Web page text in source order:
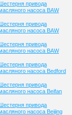
привода
насоса BAW
привода
насоса BAW
привода
насоса BAW
привода
насоса Bedford
привода
насоса Beifan
привода
насоса Beijing